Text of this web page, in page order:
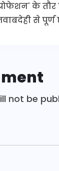
के तौर
से
not be